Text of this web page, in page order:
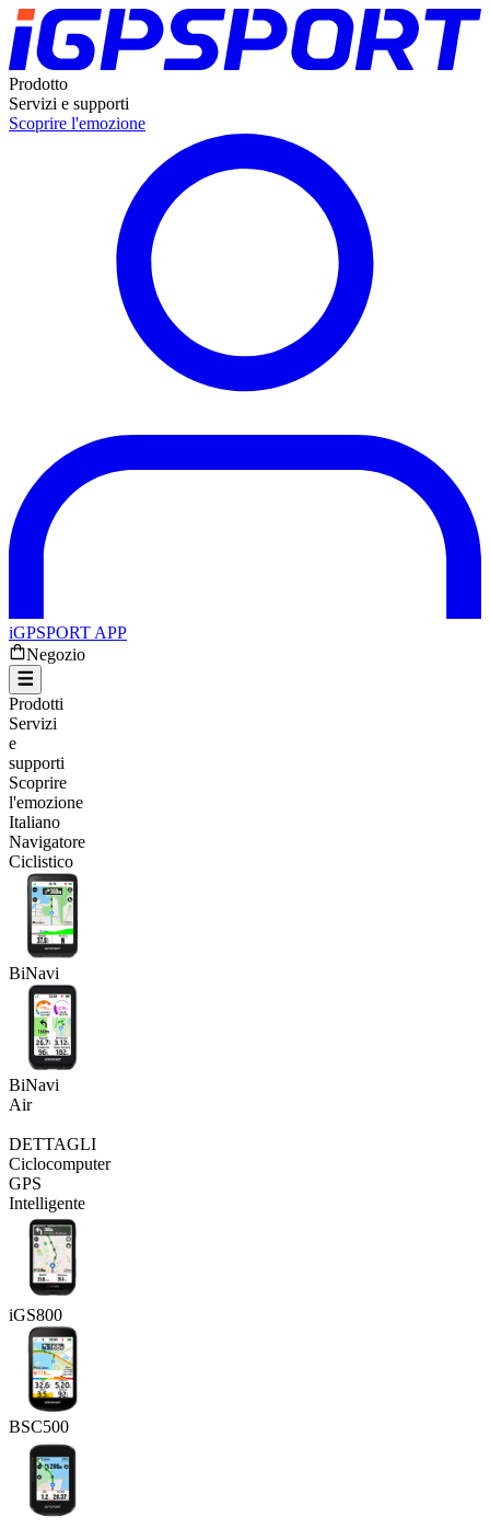
Prodotto
Servizi e supporti
Scoprire l'emozione
iGPSPORT APP
Negozio
Prodotti
Servizi
e
supporti
Scoprire
l'emozione
Italiano
Navigatore
Ciclistico
BiNavi
BiNavi
Air
DETTAGLI
Ciclocomputer
GPS
Intelligente
iGS800
BSC500